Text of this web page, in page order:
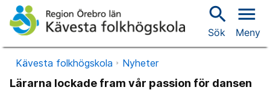
search
Sök
menu
Meny
Kävesta folkhögskola Nyheter
Lärarna lockade fram vår passion för dansen